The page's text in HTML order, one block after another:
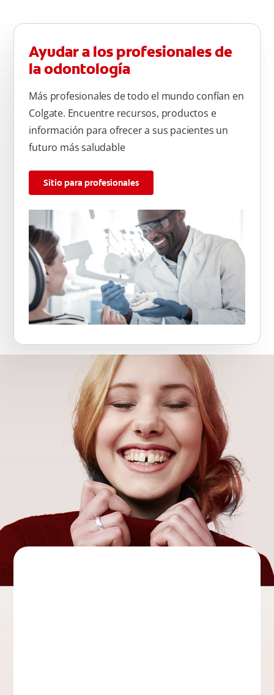
Ayudar a los profesionales de
la odontología
Más profesionales de todo el mundo confían en
Colgate. Encuentre recursos, productos e
información para ofrecer a sus pacientes un
futuro más saludable
Sitio para profesionales